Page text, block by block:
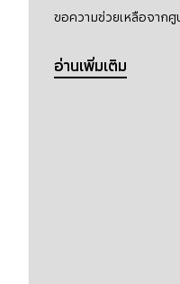
ขอความช่วยเหลือจาก
อ่านเพิ่มเติม